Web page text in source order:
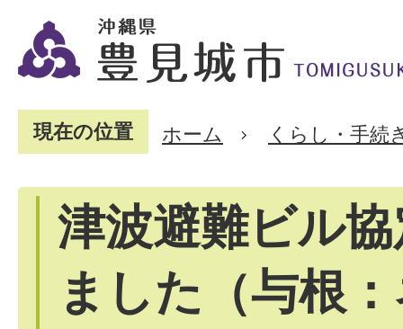
現在の位置 ホーム くらし・手続
津波避難ビル
ました（与根